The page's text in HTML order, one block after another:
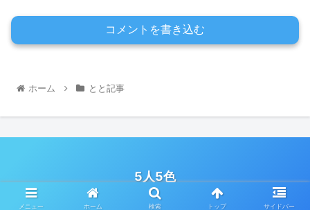
コメントを書き込む
ホーム とと記事
5人5色
© 2022 5人5色.
メニュー ホーム 検索 トップ サイドバー